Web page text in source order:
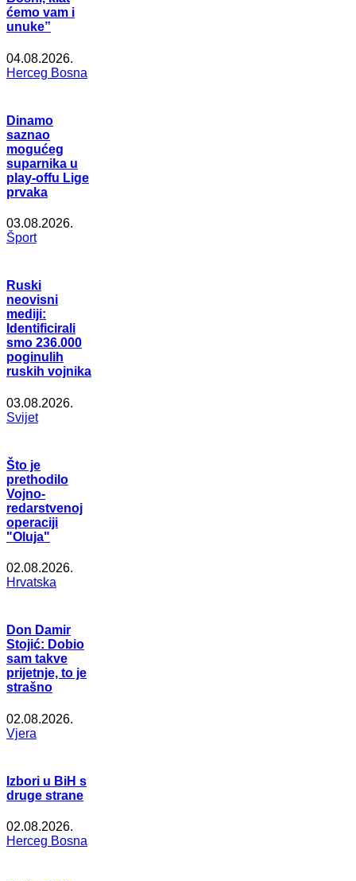
ćemo vam i
unuke”
04.08.2026.
Herceg Bosna
Dinamo
saznao
mogućeg
suparnika u
play-offu Lige
prvaka
03.08.2026.
Šport
Ruski
neovisni
mediji:
Identificirali
smo 236.000
poginulih
ruskih vojnika
03.08.2026.
Svijet
Što je
prethodilo
Vojno-
redarstvenoj
operaciji
"Oluja"
02.08.2026.
Hrvatska
Don Damir
Stojić: Dobio
sam takve
prijetnje, to je
strašno
02.08.2026.
Vjera
Izbori u BiH s
druge strane
02.08.2026.
Herceg Bosna